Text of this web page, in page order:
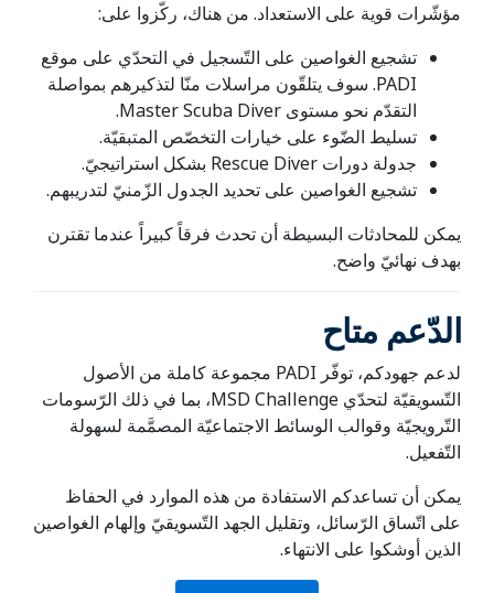
مؤشّرات قوية على الاستعداد. من هناك، ركّزوا على:
تشجيع الغواصين على التّسجيل في التحدّي على موقع
PADI. سوف يتلقّون مراسلات منّا لتذكيرهم بمواصلة
التقدّم نحو مستوى Master Scuba Diver.
تسليط الضّوء على خيارات التخصّص المتبقيّة.
جدولة دورات Rescue Diver بشكل استراتيجيّ.
تشجيع الغواصين على تحديد الجدول الزّمنيّ لتدريبهم.
يمكن للمحادثات البسيطة أن تحدث فرقاً كبيراً عندما تقترن
بهدف نهائيّ واضح.
الدّعم متاح
لدعم جهودكم، توفّر PADI مجموعة كاملة من الأصول
التّسويقيّة لتحدّي MSD Challenge، بما في ذلك الرّسومات
التّرويجيّة وقوالب الوسائط الاجتماعيّة المصمَّمة لسهولة
التّفعيل.
يمكن أن تساعدكم الاستفادة من هذه الموارد في الحفاظ
على اتّساق الرّسائل، وتقليل الجهد التّسويقيّ وإلهام الغواصين
الذين أوشكوا على الانتهاء.